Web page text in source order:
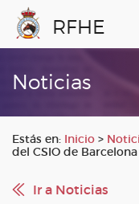
RFHE
Noticias
Estás en: Inicio >
del CSIO de Barcelona
Ir a Noticias